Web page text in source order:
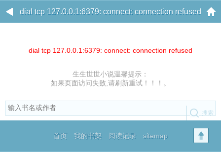
dial tcp 127.0.0.1:6379: connect: connection refused
dial tcp 127.0.0.1:6379: connect: connection refused
生生世世小说温馨提示：
如果页面访问失败,请刷新重试！！！。
首页 我的书架 阅读记录 sitemap